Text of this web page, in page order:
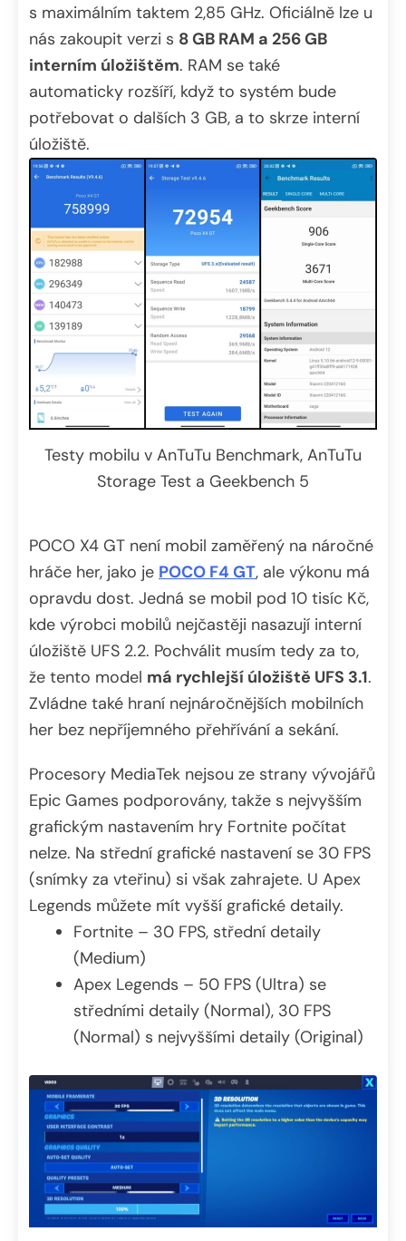
s maximálním taktem 2,85 GHz. Oficiálně lze u
nás zakoupit verzi s 8 GB RAM a 256 GB
interním úložištěm. RAM se také
automaticky rozšíří, když to systém bude
potřebovat o dalších 3 GB, a to skrze interní
úložiště.
Testy mobilu v AnTuTu Benchmark, AnTuTu
Storage Test a Geekbench 5
POCO X4 GT není mobil zaměřený na náročné
hráče her, jako je POCO F4 GT, ale výkonu má
opravdu dost. Jedná se mobil pod 10 tisíc Kč,
kde výrobci mobilů nejčastěji nasazují interní
úložiště UFS 2.2. Pochválit musím tedy za to,
že tento model má rychlejší úložiště UFS 3.1.
Zvládne také hraní nejnáročnějších mobilních
her bez nepříjemného přehřívání a sekání.
Procesory MediaTek nejsou ze strany vývojářů
Epic Games podporovány, takže s nejvyšším
grafickým nastavením hry Fortnite počítat
nelze. Na střední grafické nastavení se 30 FPS
(snímky za vteřinu) si však zahrajete. U Apex
Legends můžete mít vyšší grafické detaily.
Fortnite – 30 FPS, střední detaily
(Medium)
Apex Legends – 50 FPS (Ultra) se
středními detaily (Normal), 30 FPS
(Normal) s nejvyššími detaily (Original)